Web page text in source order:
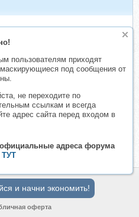
пользователям приходят
под сообщения от
не переходите по
ссылкам и всегда
адрес сайта перед входом в
официальные адреса форума
ТУТ
и имя автора.
Артмид)
Обучение навыкам
Дудник)>
оферта
и начни экономить!